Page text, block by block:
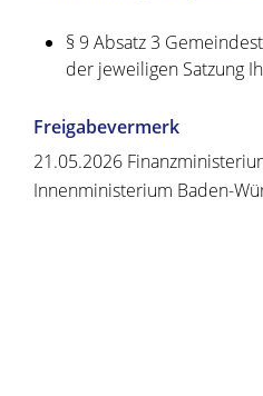
§ 9 Absatz 3
der jeweiligen Satzung
Freigabevermerk
21.05.2026
Innenministerium Baden-